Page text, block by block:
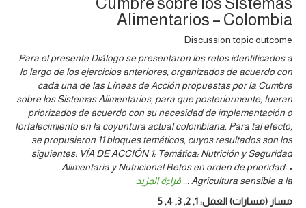
Alimentarios – Colombia
Discussion topic outcome
Para el presente Diálogo se presentaron los retos identificados a
lo largo de los ejercicios anteriores, organizados de acuerdo con
cada una de las Líneas de Acción propuestas por la Cumbre
sobre los Sistemas Alimentarios, para que posteriormente, fueran
priorizados de acuerdo con su necesidad de implementación o
fortalecimiento en la coyuntura actual colombiana. Para tal efecto,
se propusieron 11 bloques temáticos, cuyos resultados son los
siguientes: VÍA DE ACCIÓN 1: Temática: Nutrición y Seguridad
Alimentaria y Nutricional Retos en orden de prioridad: •
Agricultura sensible a la
... قراءة المزيد
مسار (مسارات) العمل:1
,
2
,
3
,
4
,
5